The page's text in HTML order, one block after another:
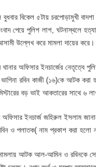
বিকেল ৫টায় চরপোড়ামুখী বাদশা
পেয়ে পুলিশ লাশ, ঘটনাস্থলে
উল্লেখ করে মামলা দায়ের
থানার অফিসার ইনচার্জের
রবিন কাজী (১৬)কে আটক
বড় ভাই আকতারের সাথে ৬
অফিসার ইনচার্জ জহিরুল ইসলাম
ও পলাতক( নাম প্রকাশ করা হলো
মামলায় আটক আল-আমিন ও রবিনকে